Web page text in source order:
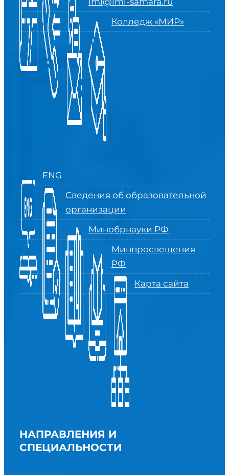
Колледж «МИР»
ENG
Сведения об образовательной
организации
Минобрнауки РФ
Минпросвещения
РФ
Карта сайта
НАПРАВЛЕНИЯ И
СПЕЦИАЛЬНОСТИ